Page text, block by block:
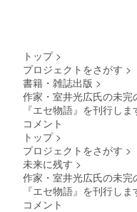
トップ >
プロジェクトをさがす >
書籍・雑誌出版 >
作家・室井光広氏の未完
『エセ物語』を刊行しま
コメント
トップ >
プロジェクトをさがす >
未来に残す >
作家・室井光広氏の未完
『エセ物語』を刊行しま
コメント